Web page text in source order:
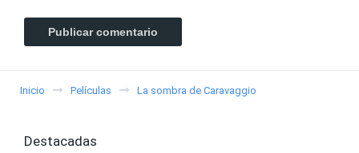
Inicio Películas La sombra de Caravaggio
Destacadas